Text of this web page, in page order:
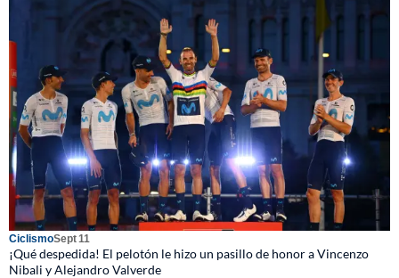
CiclismoSept 11
¡Qué despedida! El pelotón le hizo un pasillo de honor a Vincenzo
Nibali y Alejandro Valverde